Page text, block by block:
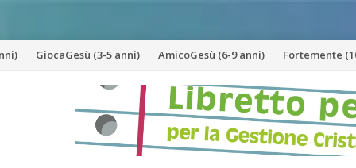
GiocaGesù (3-5 anni) AmicoGesù (6-9 anni) Fortemente